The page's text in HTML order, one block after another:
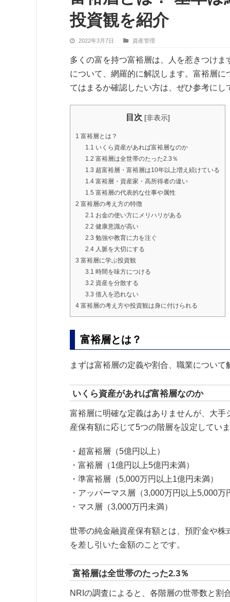
投資観を紹介
2022年3月7日 資産管理
多くの富を持つ富裕層は、人を惹きつけ
について、網羅的に解説します。富裕層
てはまるか確認したい方は、ぜひ参考にし
目次 [非表示]
1 富裕層とは？
1.1 いくら資産があれば富裕層なのか
1.2 富裕層は全世帯のたった2.3％
1.3 超富裕層・富裕層は10年以上増え続けている
1.4富裕層・資産家・高所得者の違い
1.5 富裕層の代表的な仕事や属性
2 富裕層の考え方の特徴
2.1 お金の使い方にメリハリがある
2.2 健康意識が高い
2.3 勉強や教育に力を注ぐ
2.4人脈を大切にする
3 富裕層に学ぶ投資観
3.1 時間を味方につける
3.2 資産を分散する
3.3 借入を恐れない
4 富裕層の考え方や投資観は身に付けられる
富裕層とは？
まずは富裕層の定義や割合、職業について
いくら資産があれば富裕層なのか
富裕層に明確な定義はありませんが、大
産保有額に応じて5つの階層を設定してい
・超富裕層（5億円以上）
・富裕層（1億円以上5億円未満）
・準富裕層（5,000万円以上1億円未満）
・アッパーマス層（3,000万円以上5,000万
・マス層（3,000万円未満）
世帯の純金融資産保有額とは、預貯金や
を差し引いた金額のことです。
富裕層は全世帯のたった2.3％
NRIの調査によると、各階層の世帯数と割